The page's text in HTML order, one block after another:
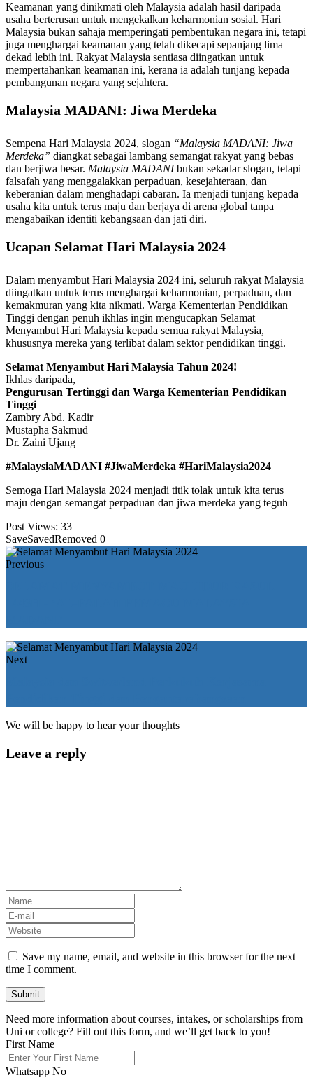
Keamanan yang dinikmati oleh Malaysia adalah hasil daripada
usaha berterusan untuk mengekalkan keharmonian sosial. Hari
Malaysia bukan sahaja memperingati pembentukan negara ini, tetapi
juga menghargai keamanan yang telah dikecapi sepanjang lima
dekad lebih ini. Rakyat Malaysia sentiasa diingatkan untuk
mempertahankan keamanan ini, kerana ia adalah tunjang kepada
pembangunan negara yang sejahtera.
Malaysia MADANI: Jiwa Merdeka
Sempena Hari Malaysia 2024, slogan “Malaysia MADANI: Jiwa
Merdeka” diangkat sebagai lambang semangat rakyat yang bebas
dan berjiwa besar. Malaysia MADANIbukan sekadar slogan, tetapi
falsafah yang menggalakkan perpaduan, kesejahteraan, dan
keberanian dalam menghadapi cabaran. Ia menjadi tunjang kepada
usaha kita untuk terus maju dan berjaya di arena global tanpa
mengabaikan identiti kebangsaan dan jati diri.
Ucapan Selamat Hari Malaysia 2024
Dalam menyambut Hari Malaysia 2024 ini, seluruh rakyat Malaysia
diingatkan untuk terus menghargai keharmonian, perpaduan, dan
kemakmuran yang kita nikmati. Warga Kementerian Pendidikan
Tinggi dengan penuh ikhlas ingin mengucapkan Selamat
Menyambut Hari Malaysia kepada semua rakyat Malaysia,
khususnya mereka yang terlibat dalam sektor pendidikan tinggi.
Selamat Menyambut Hari Malaysia Tahun 2024!
Ikhlas daripada,
Pengurusan Tertinggi dan Warga Kementerian Pendidikan
Tinggi
Zambry Abd. Kadir
Mustapha Sakmud
Dr. Zaini Ujang
#MalaysiaMADANI #JiwaMerdeka #HariMalaysia2024
Semoga Hari Malaysia 2024 menjadi titik tolak untuk kita terus
maju dengan semangat perpaduan dan jiwa merdeka yang teguh
Post Views: 33
SaveSavedRemoved 0
Previous
Next
We will be happy to hear your thoughts
Leave a reply
Save my name, email, and website in this browser for the next
time I comment.
Need more information about courses, intakes, or scholarships from
Uni or college? Fill out this form, and we’ll get back to you!
First Name
Whatsapp No